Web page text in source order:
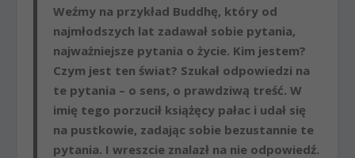
Weźmy na przykład Buddhę, który od
najmłodszych lat zadawał sobie pytania,
najważniejsze pytania o życie. Kim jestem?
Czym jest ten świat? Szukał odpowiedzi na
te pytania – o sens, o prawdziwą treść. W
imię tego porzucił książęcy pałac i udał się
na pustkowie, zadając sobie bezustannie te
pytania. I wreszcie znalazł na nie odpowiedź.